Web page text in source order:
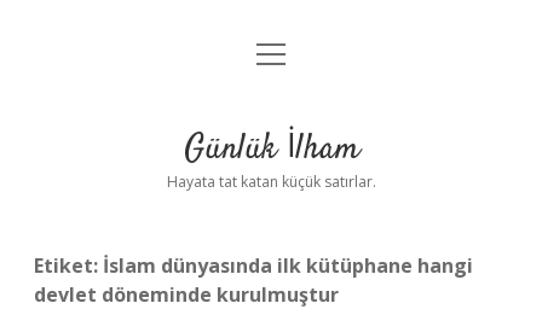
Anasayfa
Yasal Uyarı
menüyü
Günlük İlham
Hayata tat katan küçük satırlar.
Etiket: İslam dünyasında ilk kütüphane hangi
devlet döneminde kurulmuştur